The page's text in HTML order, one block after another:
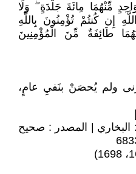
مِّنْهُمَا مِائَةَ جَلْدَةٍ ۖ وَلَا
إِن كُنتُمْ تُؤْمِنُونَ بِاللَّهِ
طَائِفَةٌ مِّنَ الْمُؤْمِنِينَ
ولم يُحصَنْ بنَفيِ عامٍ،
البخاري | المصدر : صحيح